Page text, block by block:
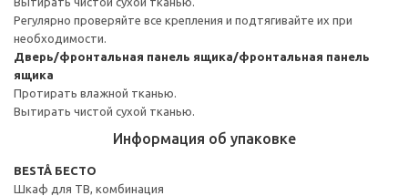
Регулярно проверяйте все крепления и подтягивайте их при
необходимости.
Дверь/фронтальная панель ящика/фронтальная панель
ящика
Протирать влажной тканью.
Вытирать чистой сухой тканью.
Информация об упаковке
BESTÅ БЕСТО
Шкаф для ТВ, комбинация